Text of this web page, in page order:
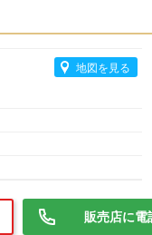
地図を見る
販売店に電